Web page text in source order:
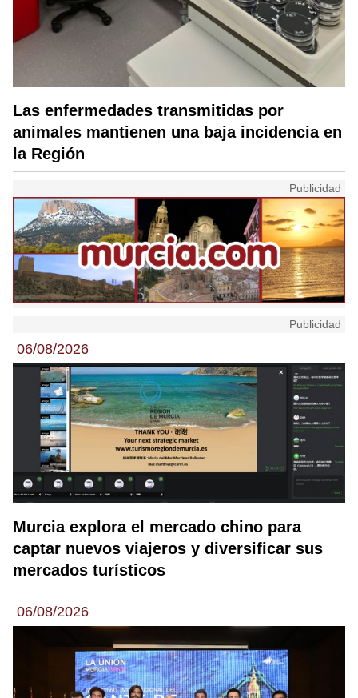
Las enfermedades transmitidas por
animales mantienen una baja incidencia en
la Región
Publicidad
06/08/2026
Murcia explora el mercado chino para
captar nuevos viajeros y diversificar sus
mercados turísticos
06/08/2026